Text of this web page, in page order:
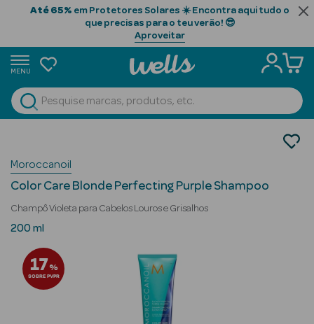
Até 65% em Protetores Solares ☀️ Encontra aqui tudo o
que precisas para o teu verão! 😎
Aproveitar
MENU
Ver Tudo
Beauty Season
Cabelo
Beauty Season
Beauty Season
Cosmética
Champôs
Moroccanoil
Color Care Blonde Perfecting Purple Shampoo
Champô Violeta para Cabelos Louros e Grisalhos
200 ml
17%
SOBRE PVPR